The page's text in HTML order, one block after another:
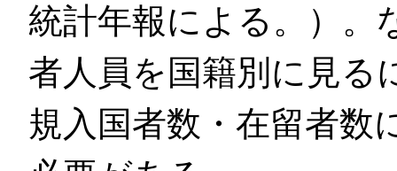
統計年報による。）。
者人員を国籍別に見る
規入国者数・在留者数